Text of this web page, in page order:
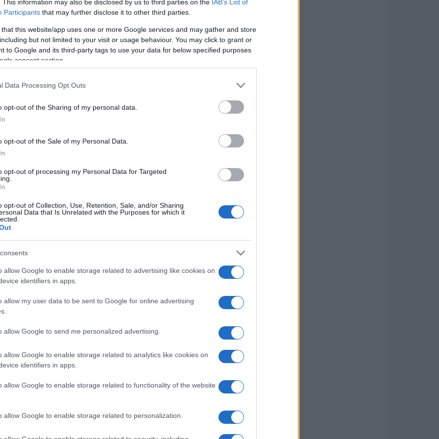
This information may also be disclosed by us to third parties on the IAB’s List of
Participants that may further disclose it to other third parties.
that this website/app uses one or more Google services and may gather and store
but not limited to your visit or usage behaviour. You may click to grant or
to Google and its third-party tags to use your data for below specified purposes
consent section.
Data Processing Opt Outs
opt-out of the Sharing of my personal data.
opt-out of the Sale of my Personal Data.
opt-out of processing my Personal Data for Targeted
opt-out of Collection, Use, Retention, Sale, and/or Sharing
Data that Is Unrelated with the Purposes for which it
allow Google to enable storage related to advertising like cookies on
identifiers in apps.
allow my user data to be sent to Google for online advertising
allow Google to send me personalized advertising.
allow Google to enable storage related to analytics like cookies on
identifiers in apps.
allow Google to enable storage related to functionality of the website
allow Google to enable storage related to personalization.
articolo, esploreremo insieme come questa
open source per migliorare l’efficienza e la
che durerà dodici mesi, durante i quali
pubblica per sviluppare nuove
source come il Llama 3.5 di Meta, i
strumenti possano supportare la
del governo.Ma quali saranno i risultati
source possono portare a importanti
di applicarli anche ai servizi pubblici.
e la Tecnologia (DSIT),
comportare una riduzione dei costi
la rapidità e la coerenza dei servizi. L’idea è